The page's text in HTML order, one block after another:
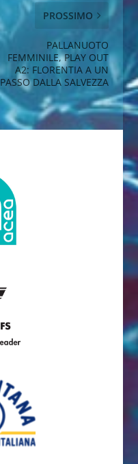
PROSSIMO
PALLANUOTO
FEMMINILE, PLAY OUT
A2: FLORENTIA A UN
PASSO DALLA SALVEZZA